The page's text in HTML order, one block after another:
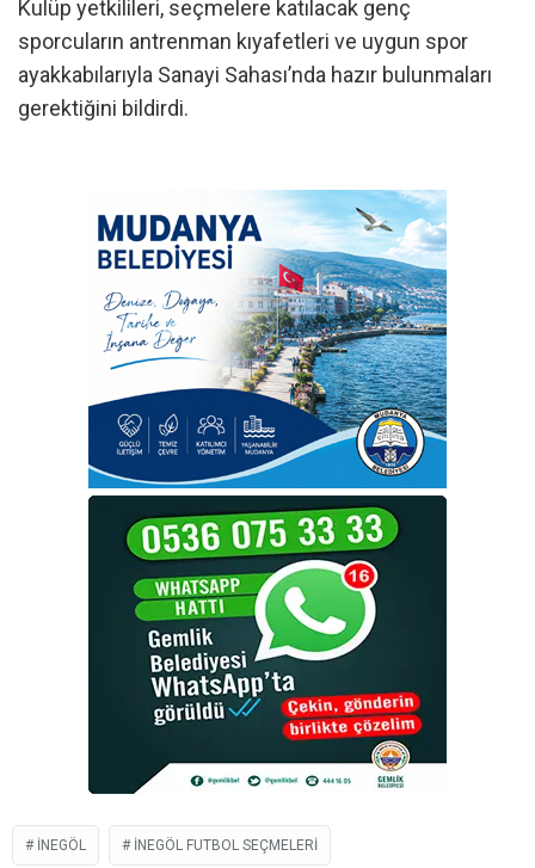
Kulüp yetkilileri, seçmelere katılacak genç
sporcuların antrenman kıyafetleri ve uygun spor
ayakkabılarıyla Sanayi Sahası’nda hazır bulunmaları
gerektiğini bildirdi.
İNEGÖL İNEGÖL FUTBOL SEÇMELERI